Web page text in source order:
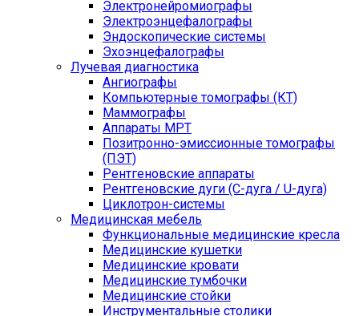
Электронейромиографы
Электроэнцефалографы
Эндоскопические системы
Эхоэнцефалографы
Лучевая диагностика
Ангиографы
Компьютерные томографы (КТ)
Маммографы
Аппараты МРТ
Позитронно-эмиссионные томографы
(ПЭТ)
Рентгеновские аппараты
Рентгеновские дуги (С-дуга / U-дуга)
Циклотрон-системы
Медицинская мебель
Функциональные медицинские кресла
Медицинские кушетки
Медицинские кровати
Медицинские тумбочки
Медицинские стойки
Инструментальные столики